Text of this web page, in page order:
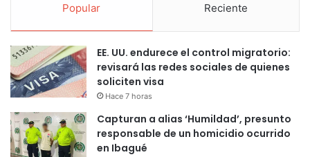
Popular Reciente
EE. UU. endurece el control migratorio:
revisará las redes sociales de quienes
soliciten visa
Hace 7 horas
Capturan a alias ‘Humildad’, presunto
responsable de un homicidio ocurrido
en Ibagué